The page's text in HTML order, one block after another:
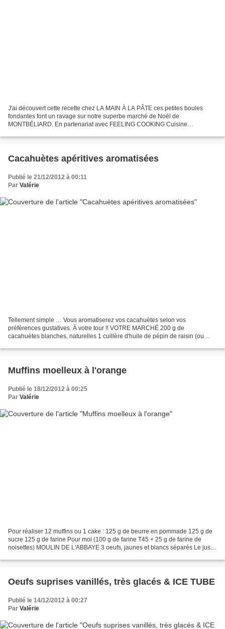
J'ai découvert cette recette chez LA MAIN À LA PÂTE ces petites boules
fondantes font un ravage sur notre superbe marché de Noël de
MONTBÉLIARD. En partenariat avec FEELING COOKING Cuisine
Cacahuètes apéritives aromatisées
Publié le 21/12/2012 à 00:11
Par Valérie
Tellement simple … Vous aromatiserez vos cacahuètes selon vos
préférences gustatives. À votre tour !! VOTRE MARCHÉ 200 g de
cacahuètes blanches, naturelles 1 cuillère d'huile de pépin de raisin (ou
Muffins moelleux à l'orange
Publié le 18/12/2012 à 00:25
Par Valérie
Pour réaliser 12 muffins ou 1 cake : 125 g de beurre en pommade 125 g de
sucre 125 g de farine Pour moi (100 g de farine T45 + 25 g de farine de
noisettes) MOULIN DE L'ABBAYE 3 oeufs, jaunes et blancs séparés Le jus et
Oeufs suprises vanillés, très glacés & ICE TUBE
Publié le 14/12/2012 à 00:27
Par Valérie